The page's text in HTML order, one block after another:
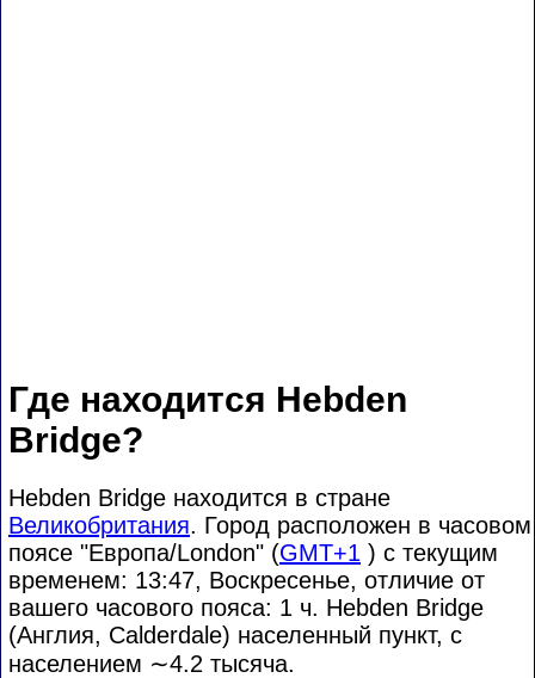
Где находится Hebden
Bridge?
Hebden Bridge находится в стране
Великобритания. Город расположен в часовом
поясе "Европа/London" (GMT+1 ) с текущим
временем: 13:47, Воскресенье, отличие от
вашего часового пояса: 1 ч. Hebden Bridge
(Англия, Calderdale) населенный пункт, с
населением ∼4.2 тысяча.